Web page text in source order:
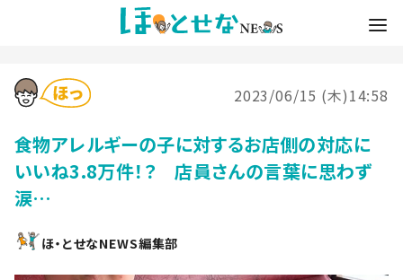
2023/06/15 (木)14:58
食物アレルギーの子に対するお店側の対応に
いいね3.8万件！？ 店員さんの言葉に思わず
涙…
ほ・とせなNEWS編集部